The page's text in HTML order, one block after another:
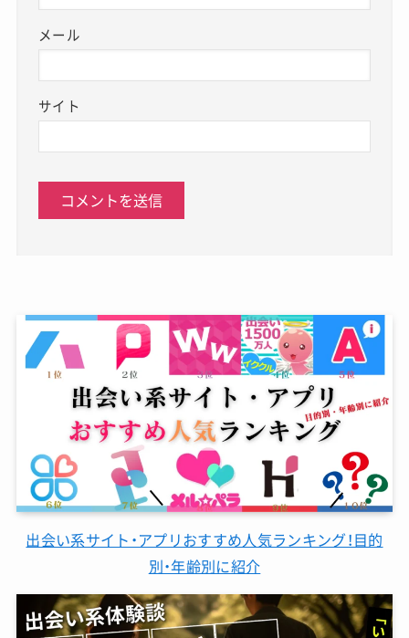
メール
サイト
出会い系サイト・アプリおすすめ人気ランキング！目的
別・年齢別に紹介